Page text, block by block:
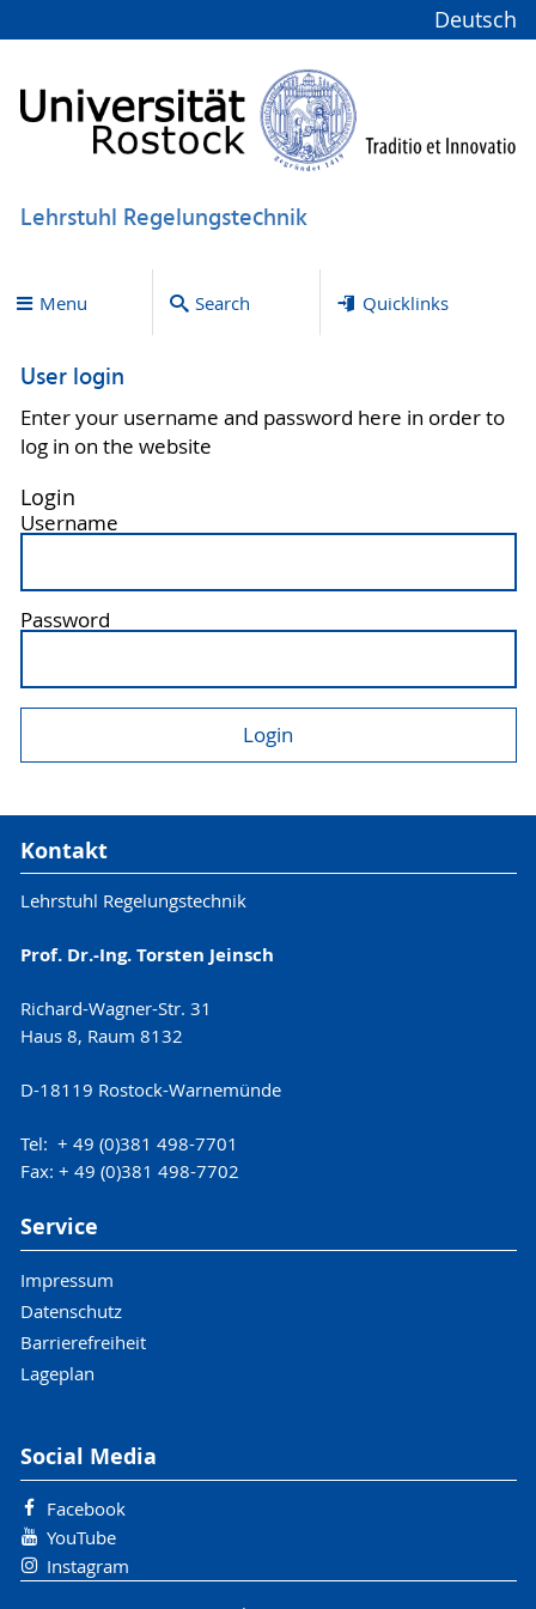
Deutsch
Lehrstuhl Regelungstechnik
Menu Search Quicklinks
User login
Enter your username and password here in order to
log in on the website
Login
Username
Password
Kontakt
Lehrstuhl Regelungstechnik
Prof. Dr.-Ing. Torsten Jeinsch
Richard-Wagner-Str. 31
Haus 8, Raum 8132
D-18119 Rostock-Warnemünde
Tel: + 49 (0)381 498-7701
Fax: + 49 (0)381 498-7702
Service
Impressum
Datenschutz
Barrierefreiheit
Lageplan
Social Media
Facebook
YouTube
Instagram